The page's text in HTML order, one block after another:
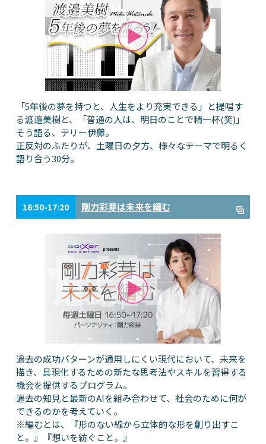
「5年後の夢を持つと、人生をより充実できる」と提唱す
る渡邉美樹と、「普通の人は、明日のことで精一杯(笑)」
そう語る、テリー伊藤。
正反対のふたりが、土曜日の夕方、様々なテーマで明るく
語り合う30分。
16:50-17:20 剛力彩芽は未来を編む
過去の成功パターンが通用しにくい現代において、未来を
描き、具現化するための新たな思考法やスキルを習得する
機会を提供するプログラム。
過去の知見と最新のAIを組み合わせて、社会のために何が
できるのかを考えていく。
※編むとは、『形のない線から立体的な形を創り出すこ
と。』『想いを紡ぐこと。』